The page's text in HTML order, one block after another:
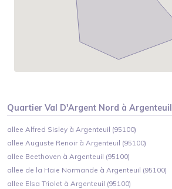
QuartierVal D'Argent Nord àArgenteuil
allee Alfred Sisley à Argenteuil (95100)
allee Auguste Renoir à Argenteuil (95100)
allee Beethoven à Argenteuil (95100)
allee de la Haie Normande à Argenteuil (95100)
allee Elsa Triolet à Argenteuil (95100)